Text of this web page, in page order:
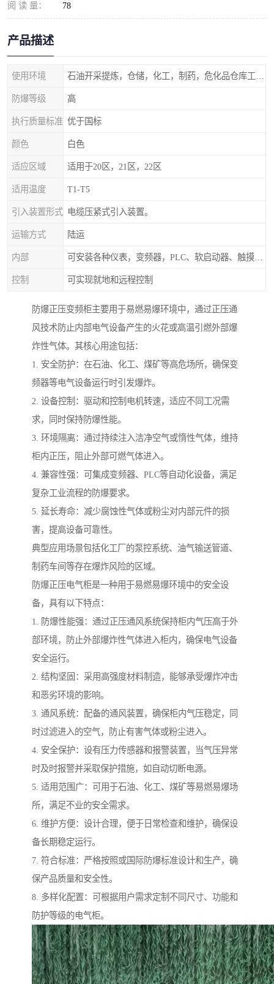
阅 读 量： 78
产品描述
使用环境
防爆等级 高
执行质量标准 优于国标
颜色 白色
适应区域 适用于20区，21区，22区
适用温度 T1-T5
引入装置形式 电缆压紧式引入装置。
运输方式 陆运
内部
控制 可实现就地和远程控制
防爆正压变频柜主要用于易燃易爆环境中，通过正压通
风技术防止内部电气设备产生的火花或高温引燃外部爆
炸性气体。其核心用途包括：
1. 安全防护：在石油、化工、煤矿等高危场所，确保变
频器等电气设备运行时引发爆炸。
2. 设备控制：驱动和控制电机转速，适应不同工况需
求，同时保持防爆性能。
3. 环境隔离：通过持续注入洁净空气或惰性气体，维持
柜内正压，阻止外部可燃气体进入。
4. 兼容性强：可集成变频器、PLC等自动化设备，满足
复杂工业流程的防爆要求。
5. 延长寿命：减少腐蚀性气体或粉尘对内部元件的损
害，提高设备可靠性。
典型应用场景包括化工厂的泵控系统、油气输送管道、
制药车间等存在爆炸风险的区域。
防爆正压电气柜是一种用于易燃易爆环境中的安全设
备，具有以下特点：
1. 防爆性能强：通过正压通风系统保持柜内气压高于外
部环境，防止外部爆炸性气体进入柜内，确保电气设备
安全运行。
2. 结构坚固：采用高强度材料制造，能够承受爆炸冲击
和恶劣环境的影响。
3. 通风系统：配备的通风装置，确保柜内气压稳定，同
时过滤进入的空气，防止有害气体或粉尘进入。
4. 安全保护：设有压力传感器和报警装置，当气压异常
时及时报警并采取保护措施，如自动切断电源。
5. 适用范围广：可用于石油、化工、煤矿等易燃易爆场
所，满足不业的安全需求。
6. 维护方便：设计合理，便于日常检查和维护，确保设
备长期稳定运行。
7. 符合标准：严格按照或国际防爆标准设计和生产，确
保产品质量和安全性。
8. 多样化配置：可根据用户需求定制不同尺寸、功能和
防护等级的电气柜。